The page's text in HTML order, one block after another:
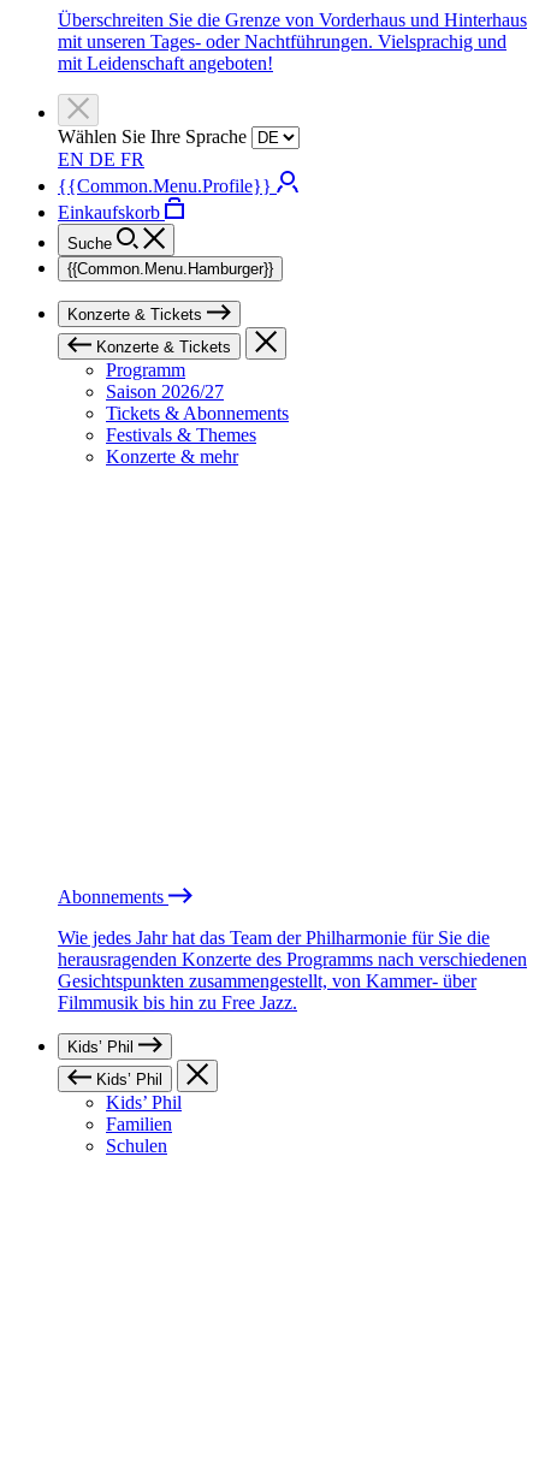
Überschreiten Sie die Grenze von Vorderhaus und Hinterhaus
mit unseren Tages- oder Nachtführungen. Vielsprachig und
mit Leidenschaft angeboten!
Wählen Sie Ihre Sprache
EN DE FR
{{Common.Menu.Profile}}
Einkaufskorb
Suche
{{Common.Menu.Hamburger}}
Konzerte & Tickets
Konzerte & Tickets
Programm
Saison 2026/27
Tickets & Abonnements
Festivals & Themes
Konzerte & mehr
Abonnements
Wie jedes Jahr hat das Team der Philharmonie für Sie die
herausragenden Konzerte des Programms nach verschiedenen
Gesichtspunkten zusammengestellt, von Kammer- über
Filmmusik bis hin zu Free Jazz.
Kids’ Phil
Kids’ Phil
Kids’ Phil
Familien
Schulen